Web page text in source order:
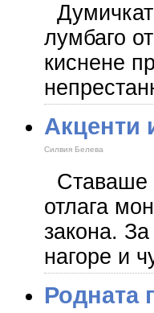
лумбаго
киснене
Акценти
Силвия Белева
Ставаше
отлага
закона.
нагоре и
Родната